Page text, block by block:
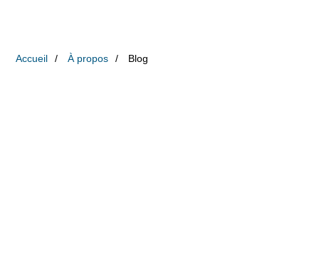
Accueil À propos Blog